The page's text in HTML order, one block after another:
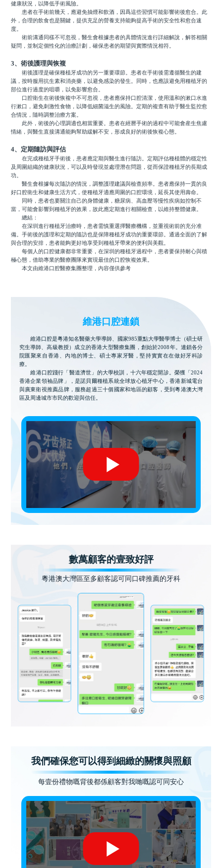
健康狀況，以降低手術風險。
患者在手術前幾天，應避免抽煙和飲酒，因爲這些習慣可能影響術後愈合。此
外，合理的飲食也是關鍵，提供充足的營養支持能夠提高手術的安全性和愈合速
度。
術前溝通同樣不可忽視，醫生會根據患者的具體情況進行詳細解說，解答相關
疑問，並制定個性化的治療計劃，確保患者的期望與實際情況相符。
3、術後護理與恢複
術後護理是確保種植牙成功的另一重要環節。患者在手術後需遵循醫生的建
議，按時服用抗生素和消炎藥，以避免感染的發生。同時，也應該避免用種植牙的
部位進行過度的咀嚼，以免影響愈合。
口腔衛生在術後恢複中不可忽視，患者應保持口腔清潔，使用溫和的漱口水進
行漱口，避免刺激性食物，以降低細菌滋生的風險。定期的複查有助于醫生監控愈
合情況，隨時調整治療方案。
此外，術後的心理調適也相當重要。患者在經曆手術的過程中可能會産生焦慮
情緒，與醫生直接溝通能夠幫助緩解不安，形成良好的術後恢複心態。
4、定期隨訪與評估
在完成種植牙手術後，患者應定期與醫生進行隨訪。定期評估種植體的穩定性
及周圍組織的健康狀況，可以及時發現並處理潛在問題，從而保證種植牙的長期成
功。
醫生會根據每次隨訪的情況，調整護理建議與檢查頻率。患者應保持一貫的良
好口腔衛生和健康生活方式，使種植牙適應周圍的口腔環境，延長其使用壽命。
同時，患者也要關注自己的身體健康，糖尿病、高血壓等慢性疾病如控制不
當，可能會影響到種植牙的效果，故此應定期進行相關檢查，以維持整體健康。
總結：
在深圳進行種植牙治療時，患者需慎重選擇醫療機構，並重視術前的充分准
備。手術後的護理和定期的隨訪也是保障種植牙成功的重要環節。通過全面的了解
與合理的安排，患者能夠更好地享受到種植牙帶來的便利與美觀。
每個人的口腔健康都非常重要，在深圳的種植牙過程中，患者要保持耐心與積
極心態，借助專業的醫療團隊來實現最佳的口腔恢複效果。
本文由維港口腔醫療集團整理，內容僅供參考
維港口腔連鎖
維港口腔是粵港知名醫藥大學導師、國家985重點大學醫學博士（碩士研
究生導師、高級教授）成立的香港大型醫療集團，創始於2008年。連鎖各分
院匯聚來自香港、內地的博士、碩士專家牙醫，堅持實實在在做好牙科診
療。
維港口腔踐行「醫道濟世」的大學校訓，十六年穩定開診。榮獲「2024
香港企業領袖品牌」，是諾貝爾種植系統全球放心植牙中心，香港新城電台
與廣東衛視推薦品牌，服務超過三十個國家和地區的顧客，受到粵港澳大灣
區及周邊城市市民的歡迎與信任。
數萬顧客的壹致好評
粵港澳大灣區至多顧客認可同口碑推薦的牙科
我們確保您可以得到細緻的關懷與照顧
每壹份禮物嘅背後都係顧客對我哋嘅認可同安心